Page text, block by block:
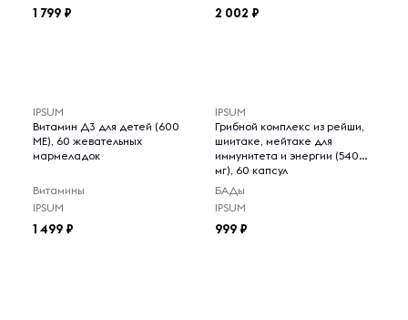
1 799 2 002
IPSUM
Витамин Д3 для детей (600
МЕ), 60 жевательных
мармеладок
Витамины
IPSUM
1 499
IPSUM
Грибной комплекс из рейши,
шиитаке, мейтаке для
иммунитета и энергии (540
мг), 60 капсул
БАДы
IPSUM
999